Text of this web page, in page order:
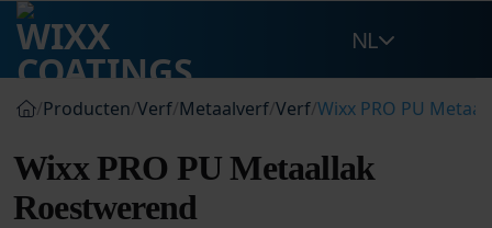
Ga
naar
inhoud
NL
/Producten/Verf/Metaalverf/Verf/Wixx PRO PU
Wixx PRO PU Metaallak
Roestwerend